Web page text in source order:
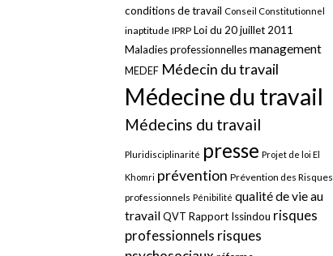
conditions de travail Conseil Constitutionnel
inaptitude IPRP Loi du 20 juillet 2011
Maladies professionnellesmanagement
MEDEF Médecin du travail
Médecine du travail
Médecins du travail
Pluridisciplinarité presse Projet de loi El
Khomri prévention Prévention des Risques
professionnels Pénibilité qualité de vie au
travailQVT Rapport Issindou risques
professionnels risques